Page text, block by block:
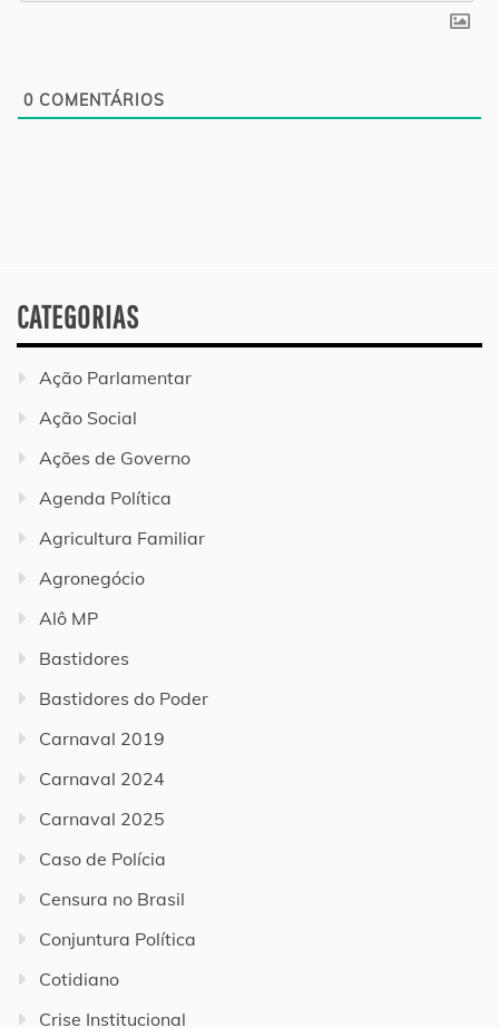
0 COMENTÁRIOS
CATEGORIAS
Ação Parlamentar
Ação Social
Ações de Governo
Agenda Política
Agricultura Familiar
Agronegócio
Alô MP
Bastidores
Bastidores do Poder
Carnaval 2019
Carnaval 2024
Carnaval 2025
Caso de Polícia
Censura no Brasil
Conjuntura Política
Cotidiano
Crise Institucional